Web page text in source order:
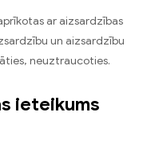
ar aizsardzības
un aizsardzību
neuztraucoties.
ieteikums